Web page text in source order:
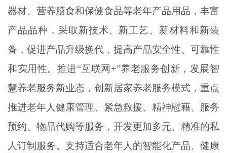
器材、营养膳食和保健食品等老年产品用品，丰富
产品品种，采取新技术、新工艺、新材料和新装
备，促进产品升级换代，提高产品安全性、可靠性
和实用性。推进“互联网+”养老服务创新，发展智
慧养老服务新业态，创新居家养老服务模式，重点
推进老年人健康管理、紧急救援、精神慰藉、服务
预约、物品代购等服务，开发更加多元、精准的私
人订制服务。支持适合老年人的智能化产品、健康